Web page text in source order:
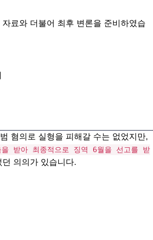
료와 더불어 최후 변론을 준비하였습
혐의로 실형을 피해갈 수는 없었지만,
받아 최종적으로 징역 6월을 선고를 받
의의가 있습니다.